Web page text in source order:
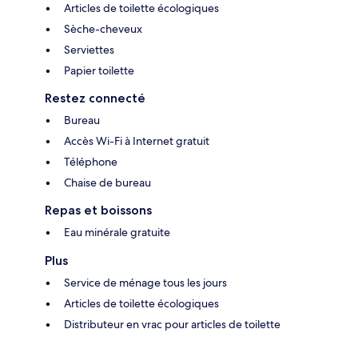
Articles de toilette écologiques
Sèche-cheveux
Serviettes
Papier toilette
Restez connecté
Bureau
Accès Wi-Fi à Internet gratuit
Téléphone
Chaise de bureau
Repas et boissons
Eau minérale gratuite
Plus
Service de ménage tous les jours
Articles de toilette écologiques
Distributeur en vrac pour articles de toilette